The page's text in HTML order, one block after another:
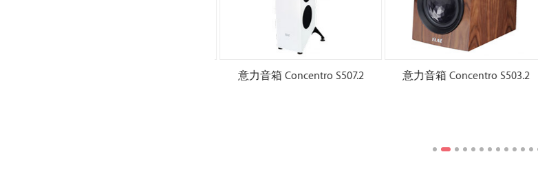
意力音箱 Concentro S507.2 意力音箱 Concentro S503.2